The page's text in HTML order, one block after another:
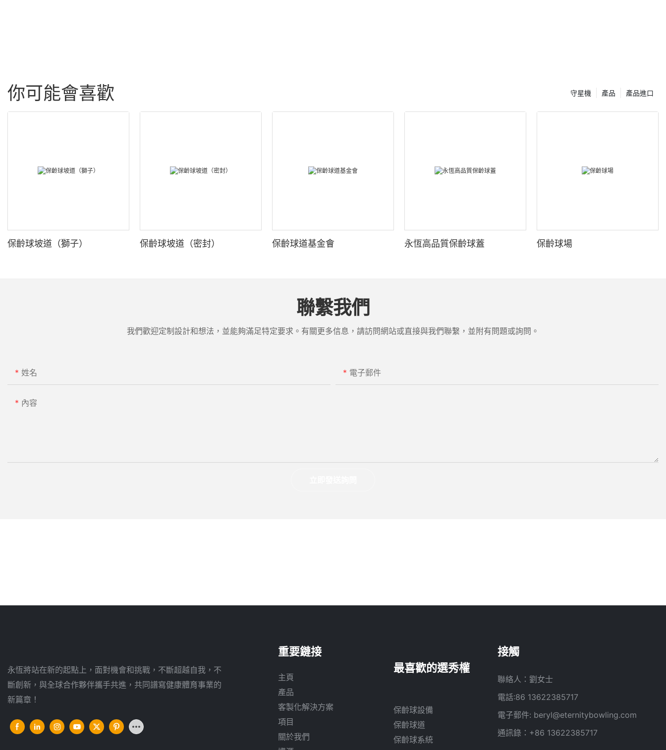
你可能會喜歡 產品進口
產品
守星機
保齡球坡道（獅子） 保齡球坡道（密封） 保齡球道基金會 永恆高品質保齡球蓋 保齡球場
聯繫我們
我們歡迎定制設計和想法，並能夠滿足特定要求。有關更多信息，請訪問網站或直接與我們聯繫，並附有問題或詢問。
姓名 電子郵件
內容
永恆將站在新的起點上，面對機會和挑戰，不斷超越自我，不
斷創新，與全球合作夥伴攜手共進，共同譜寫健康體育事業的
新篇章！
重要鏈接
主頁
產品
客製化解決方案
項目
關於我們
最喜歡的選秀權
保齡球設備
保齡球道
保齡球系統
接觸
聯絡人：劉女士
電話:86 13622385717
電子郵件: beryl@eternitybowling.com
通訊錄：+86 13622385717